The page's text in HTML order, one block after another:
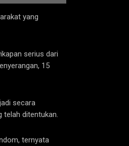
yang
serius dari
15
secara
telah ditentukan.
ternyata